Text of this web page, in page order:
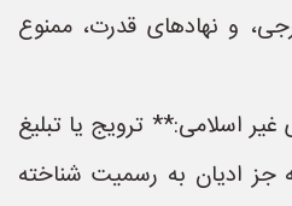
و نهادهای قدرت، ممنوع
اسلامی:** ترویج یا تبلیغ
جز ادیان به رسمیت شناخته